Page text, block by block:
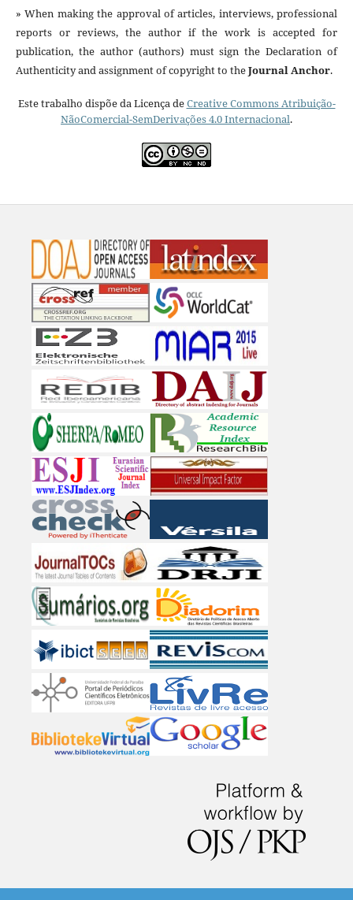
» When making the approval of articles, interviews, professional
reports or reviews, the author if the work is accepted for
publication, the author (authors) must sign the Declaration of
Authenticity and assignment of copyright to theJournal Anchor.
Este trabalho dispõe da Licença deCreative Commons Atribuição-
NãoComercial-SemDerivações 4.0 Internacional.